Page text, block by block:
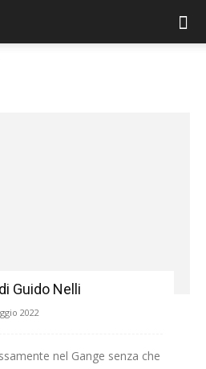
Guido Nelli
2022
nel Gange senza che